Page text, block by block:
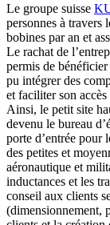
Le groupe suisse
personnes à travers
bobines par an et
Le rachat de
permis de
pu intégrer des
et faciliter son
Ainsi, le petit site
devenu le bureau
porte d’entrée pour
des petites et
aéronautique et
inductances et les
conseil aux clients
(dimensionnement,